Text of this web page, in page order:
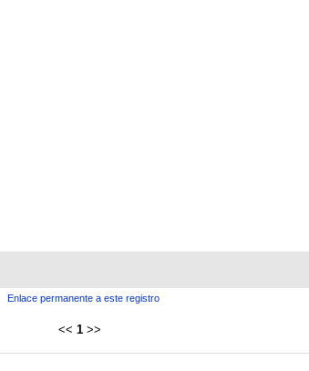
Enlace permanente a este registro
<< 1 >>